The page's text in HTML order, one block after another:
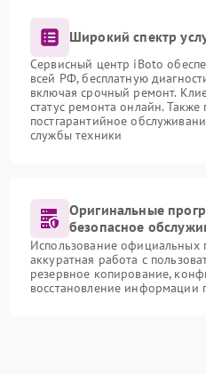
Широкий спектр
Сервисный центр iBoto
всей РФ, бесплатную
включая срочный ремонт.
статус ремонта онлайн. Также
постгарантийное
службы техники
Оригинальные
безопасное
Использование официальных
аккуратная работа с
резервное копирование,
восстановление информации